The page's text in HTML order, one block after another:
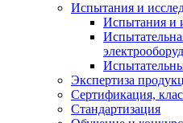
Испытания и
Испытания и
Экспертиза
Сертификация,
Стандартизация